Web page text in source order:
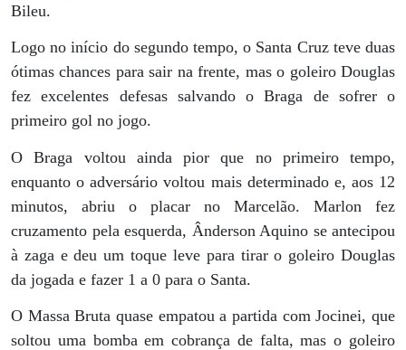
Bileu.
Logo no início do segundo tempo, o Santa Cruz teve duas
ótimas chances para sair na frente, mas o goleiro Douglas
fez excelentes defesas salvando o Braga de sofrer o
primeiro gol no jogo.
O Braga voltou ainda pior que no primeiro tempo,
enquanto o adversário voltou mais determinado e, aos 12
minutos, abriu o placar no Marcelão. Marlon fez
cruzamento pela esquerda, Ânderson Aquino se antecipou
à zaga e deu um toque leve para tirar o goleiro Douglas
da jogada e fazer 1 a 0 para o Santa.
O Massa Bruta quase empatou a partida com Jocinei, que
soltou uma bomba em cobrança de falta, mas o goleiro